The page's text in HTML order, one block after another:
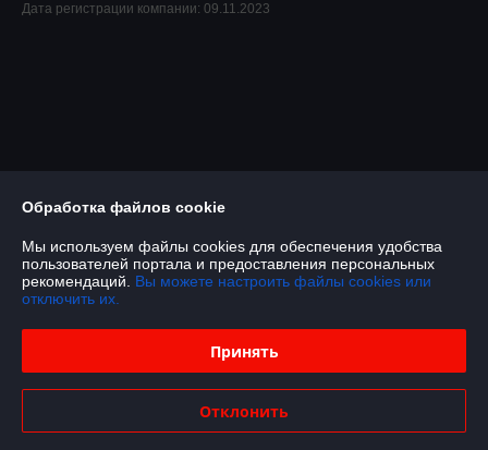
Дата регистрации компании: 09.11.2023
Обработка файлов cookie
Мы используем файлы cookies для обеспечения удобства
пользователей портала и предоставления персональных
рекомендаций. Вы можете настроить файлы cookies или
отключить их.
Принять
Отклонить